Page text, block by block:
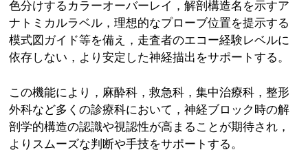
色分けするカラーオーバーレイ，解剖構造名を示すア
ナトミカルラベル，理想的なプローブ位置を提示する
模式図ガイド等を備え，走査者のエコー経験レベルに
依存しない，より安定した神経描出をサポートする。
この機能により，麻酔科，救急科，集中治療科，整形
外科など多くの診療科において，神経ブロック時の解
剖学的構造の認識や視認性が高まることが期待され，
よりスムーズな判断や手技をサポートする。